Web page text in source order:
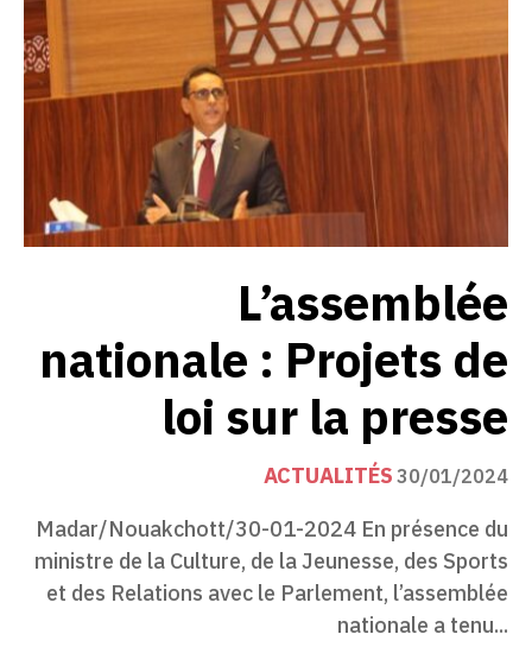
L’assemblée
nationale : Projets de
loi sur la presse
ACTUALITÉS30/01/2024
Madar/Nouakchott/30-01-2024 En présence du
ministre de la Culture, de la Jeunesse, des Sports
et des Relations avec le Parlement, l’assemblée
nationale a tenu...